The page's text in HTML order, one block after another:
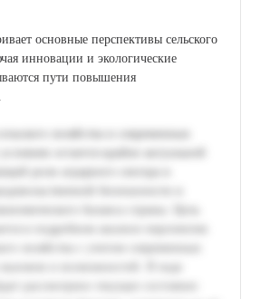
основные перспективы сельского
инновации и экологические
пути повышения